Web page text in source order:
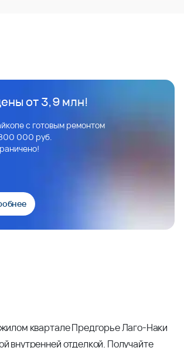
от 3,9 млн!
с готовым ремонтом
000 руб.
квартале Предгорье Лаго-Наки
внутренней отделкой. Получайте